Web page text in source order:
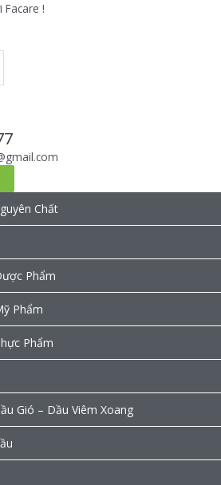
!
Chất
Phẩm
Phẩm
Phẩm
Gió – Dầu Viêm Xoang